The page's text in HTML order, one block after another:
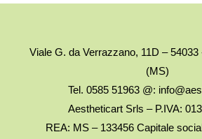
Viale G. da Verrazzano, 11D –
(MS)
Tel. 0585 51963 @:
Aestheticart Srls – P.IVA:
REA: MS – 133456 Capitale